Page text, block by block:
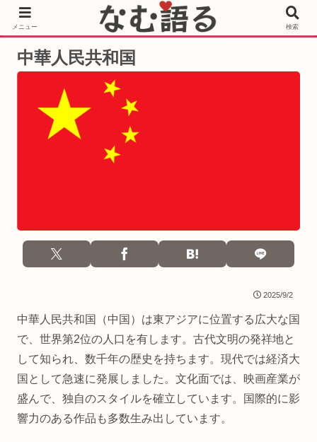
［PR］Prime Video もっと観るならサブスクリプション
中華人民共和国
2025/9/2
中華人民共和国（中国）は東アジアに位置する広大な国
で、世界第2位の人口を有します。古代文明の発祥地と
して知られ、数千年の歴史を持ちます。現代では経済大
国として急速に発展しました。文化面では、映画産業が
盛んで、独自のスタイルを確立しています。国際的に影
響力のある作品も多数生み出しています。
メニュー 検索